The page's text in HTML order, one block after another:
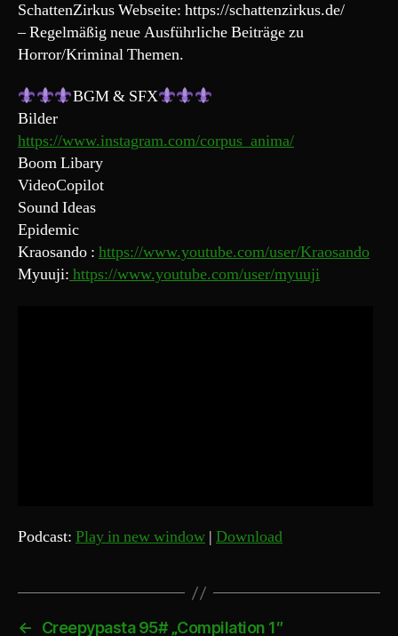
SchattenZirkus Webseite: https://schattenzirkus.de/
– Regelmäßig neue Ausführliche Beiträge zu
Horror/Kriminal Themen.
BGM & SFX
Bilder
https://www.instagram.com/corpus_anima/
Boom Libary
VideoCopilot
Sound Ideas
Epidemic
Kraosando : https://www.youtube.com/user/Kraosando
Myuuji: https://www.youtube.com/user/myuuji
Podcast: Play in new window | Download
← Creepypasta 95# „Compilation 1″